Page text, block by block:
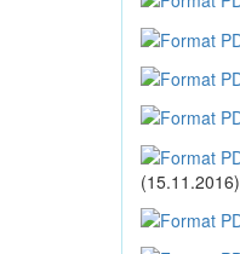
(15.11.2016)